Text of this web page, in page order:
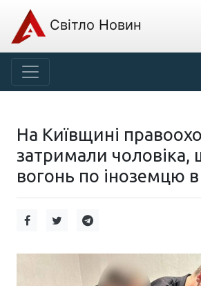
Світло Новин
На Київщині
затримали чоловіка,
вогонь по іноземцю в